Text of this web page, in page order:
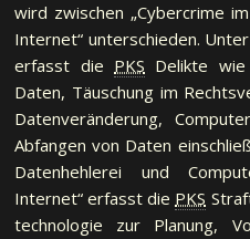
wird zwischen „Cybercrime
Internet“ unterschieden.
erfasst die PKS Delikte wie
Daten, Täuschung im
Datenveränderung,
Abfangen von Daten
Daten­heh­le­rei und
Internet“ erfasst die PKS
tech­no­lo­gie zur Planung,